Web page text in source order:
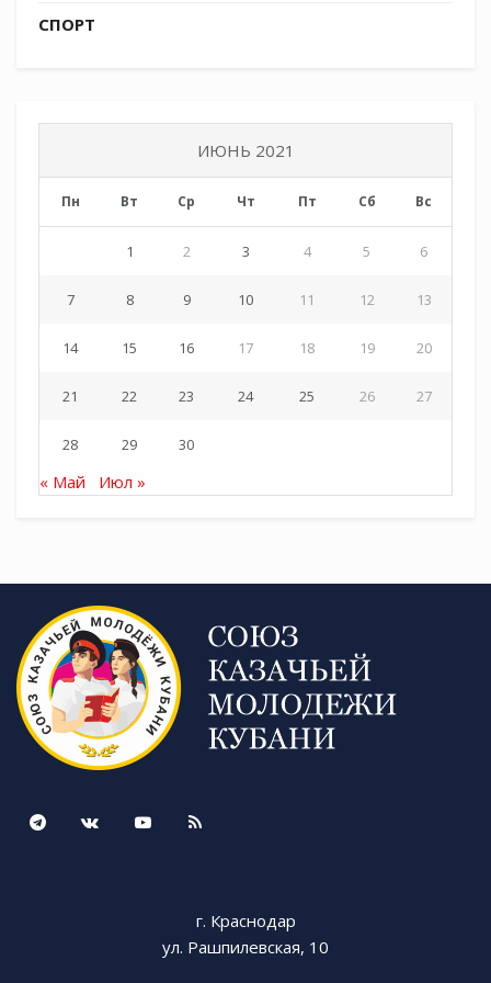
— Спасибо вам за патриотическое воспитание
СПОРТ
ИЮНЬ 2021
Пн Вт Ср Чт Пт Сб Вс
1 2 3 4 5 6
7 8 9 10 11 12 13
14 15 16 17 18 19 20
21 22 23 24 25 26 27
28 29 30
« Май Июл »
г. Краснодар
ул. Рашпилевская, 10